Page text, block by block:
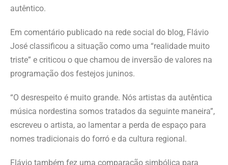
autêntico.
Em comentário publicado na rede social do blog, Flávio
José classificou a situação como uma “realidade muito
triste” e criticou o que chamou de inversão de valores na
programação dos festejos juninos.
“O desrespeito é muito grande. Nós artistas da autêntica
música nordestina somos tratados da seguinte maneira”,
escreveu o artista, ao lamentar a perda de espaço para
nomes tradicionais do forró e da cultura regional.
Flávio também fez uma comparação simbólica para